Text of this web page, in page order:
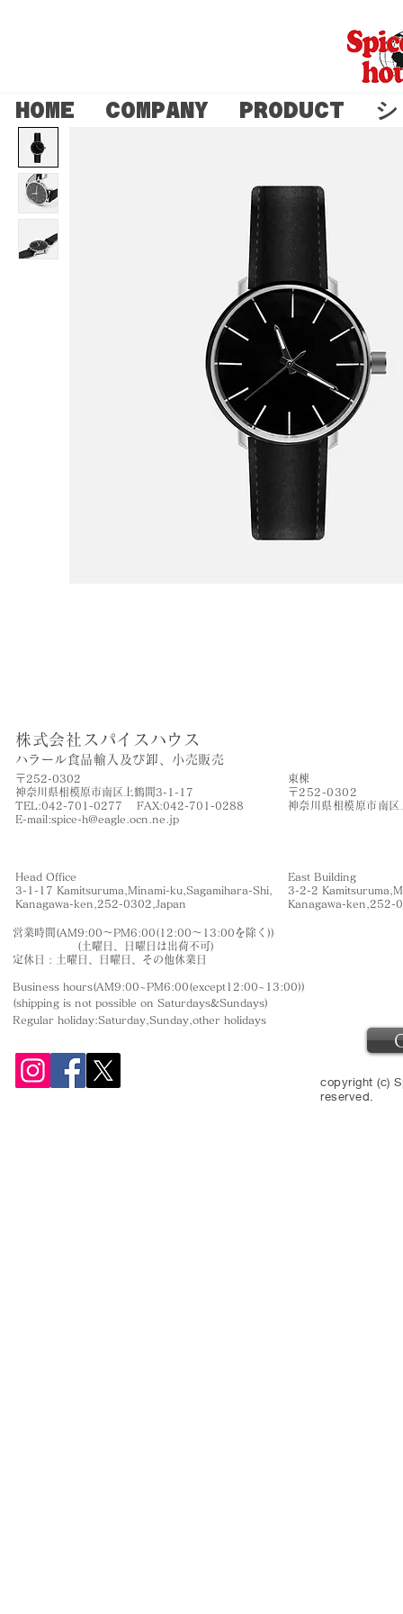
HOME COMPANY PRODUCT
株式会社スパイスハウス
​ハラール食品輸入及び卸、小売販売
〒252-0302
神奈川県相模原市南区上鶴間3-1-17
TEL:042-701-0277 FAX:042-701-0288
​E-mail:spice-h@eagle.ocn.ne.jp
​東棟
〒252-0302
神奈川県相模原市南
Head Office
3-1-17 Kamitsuruma,Minami-ku,Sagamihara-Shi,
​Kanagawa-ken,252-0302,Japan
East Building
3-2-2
​Kanagawa-ken,252-
営業時間(AM9:00〜PM6:00(12:00〜13:00を除く))
(土曜日、日曜日は出荷不可)
定休日 : 土曜日、日曜日、その他休業日
Business hours(AM9:00~PM6:00(except12:00~13:00))
(shipping is not possible on Saturdays&Sundays)
Regular holiday:Saturday,Sunday,other holidays
copyright (c)
reserved.